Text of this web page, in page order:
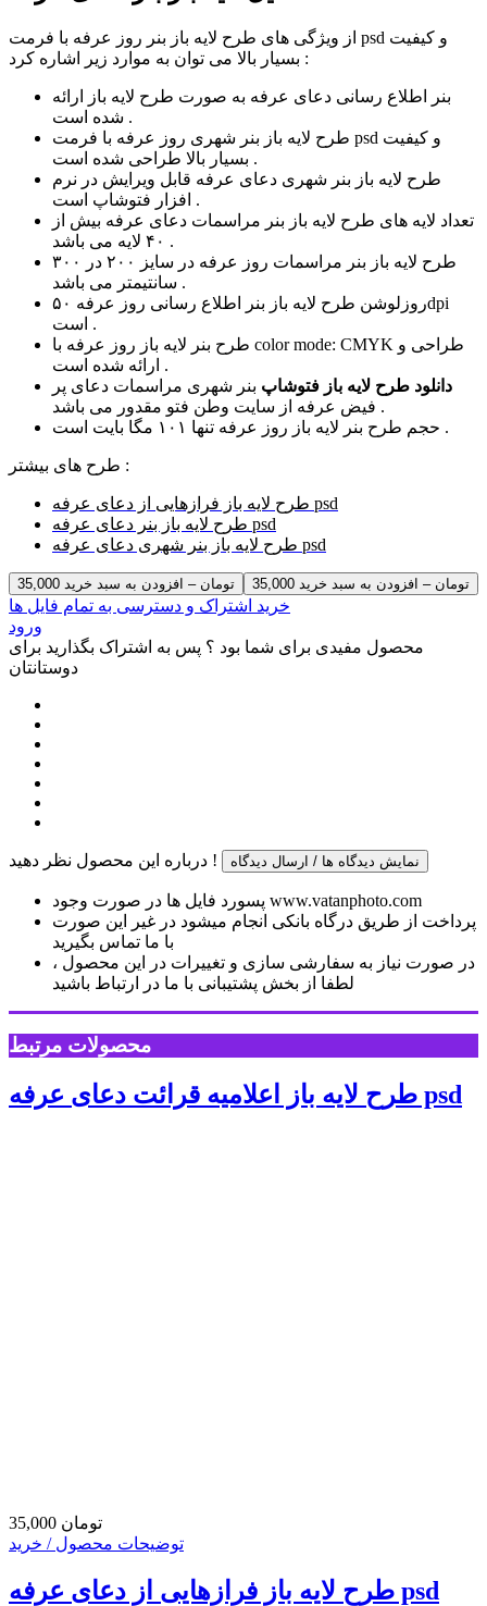
از ویژگی های طرح لایه باز بنر روز عرفه با فرمت psd و کیفیت
بسیار بالا می توان به موارد زیر اشاره کرد :
بنر اطلاع رسانی دعای عرفه به صورت طرح لایه باز ارائه
شده است .
طرح لایه باز بنر شهری روز عرفه با فرمت psd و کیفیت
بسیار بالا طراحی شده است .
طرح لایه باز بنر شهری دعای عرفه قابل ویرایش در نرم
افزار فتوشاپ است .
تعداد لایه های طرح لایه باز بنر مراسمات دعای عرفه بیش از
۴۰ لایه می باشد .
طرح لایه باز بنر مراسمات روز عرفه در سایز ۲۰۰ در ۳۰۰
سانتیمتر می باشد .
روزلوشن طرح لایه باز بنر اطلاع رسانی روز عرفه ۵۰dpi
است .
طرح بنر لایه باز روز عرفه با color mode: CMYK طراحی و
ارائه شده است .
دانلود طرح لایه باز فتوشاپ بنر شهری مراسمات دعای پر
فیض عرفه از سایت وطن فتو مقدور می باشد .
حجم طرح بنر لایه باز روز عرفه تنها ۱۰۱ مگا بایت است .
طرح های بیشتر :
طرح لایه باز فرازهایی از دعای عرفه psd
طرح لایه باز بنر دعای عرفه psd
طرح لایه باز بنر شهری دعای عرفه psd
35,000 تومان – افزودن به سبد خرید
خرید اشتراک و دسترسی به تمام فایل ها
ورود
محصول مفیدی برای شما بود ؟ پس به اشتراک بگذارید برای
دوستانتان
درباره این محصول نظر دهید ! نمایش دیدگاه ها / ارسال دیدگاه
پسورد فایل ها در صورت وجود www.vatanphoto.com
پرداخت از طریق درگاه بانکی انجام میشود در غیر این صورت
با ما تماس بگیرید
در صورت نیاز به سفارشی سازی و تغییرات در این محصول ،
لطفا از بخش پشتیبانی با ما در ارتباط باشید
محصولات مرتبط
طرح لایه باز اعلامیه قرائت دعای عرفه psd
35,000 تومان
توضیحات محصول / خرید
طرح لایه باز فرازهایی از دعای عرفه psd